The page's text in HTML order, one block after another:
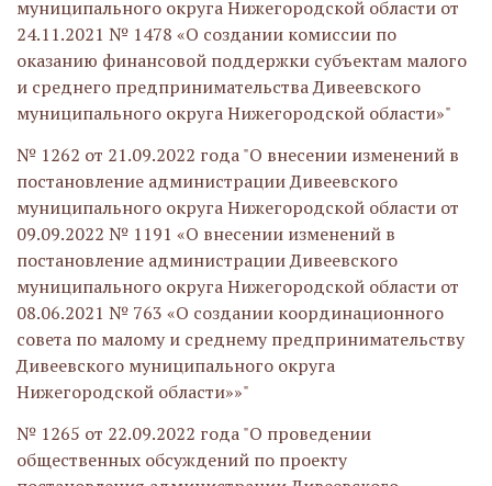
муниципального округа Нижегородской области от
24.11.2021 № 1478 «О создании комиссии по
оказанию финансовой поддержки субъектам малого
и среднего предпринимательства Дивеевского
муниципального округа Нижегородской области»"
№ 1262 от 21.09.2022 года "О внесении изменений в
постановление администрации Дивеевского
муниципального округа Нижегородской области от
09.09.2022 № 1191 «О внесении изменений в
постановление администрации Дивеевского
муниципального округа Нижегородской области от
08.06.2021 № 763 «О создании координационного
совета по малому и среднему предпринимательству
Дивеевского муниципального округа
Нижегородской области»»"
№ 1265 от 22.09.2022 года "О проведении
общественных обсуждений по проекту